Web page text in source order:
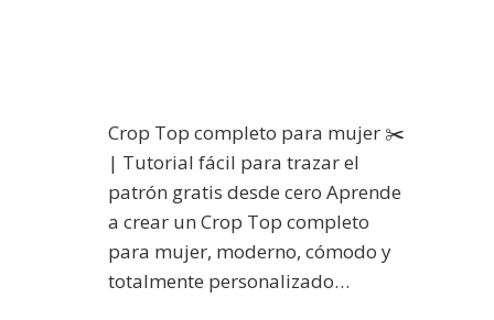
Crop Top completo para mujer ✂️
| Tutorial fácil para trazar el
patrón gratis desde cero Aprende
a crear un Crop Top completo
para mujer, moderno, cómodo y
totalmente personalizado…